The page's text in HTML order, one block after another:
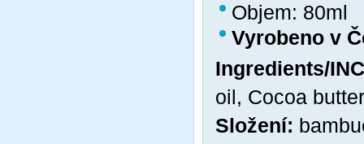
Objem: 80ml
Vyrobeno v
Ingredients/
oil, Cocoa
Složení: